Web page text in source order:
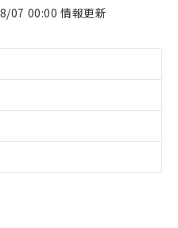
07 00:00 情報更新